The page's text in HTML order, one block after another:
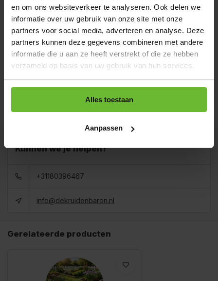
en om ons websiteverkeer te analyseren. Ook delen we
informatie over uw gebruik van onze site met onze
partners voor social media, adverteren en analyse. Deze
partners kunnen deze gegevens combineren met andere
informatie die u aan ze heeft verstrekt of die ze hebben
verzameld op basis van uw gebruik van hun services.
Alles toestaan
Aanpassen
Strooibus 40 gram
Art# 16004Z
€4,55
Totaal:€4,55
Zak 1 kilo
Art# 16004K
Op voorraad
€32,95
Totaal:€32,95
Baal a 10 kilo
€375,00
Kunnen we je helpen?
+31180396467
info@dekruidenbaron.nl
Gerelateerde producten